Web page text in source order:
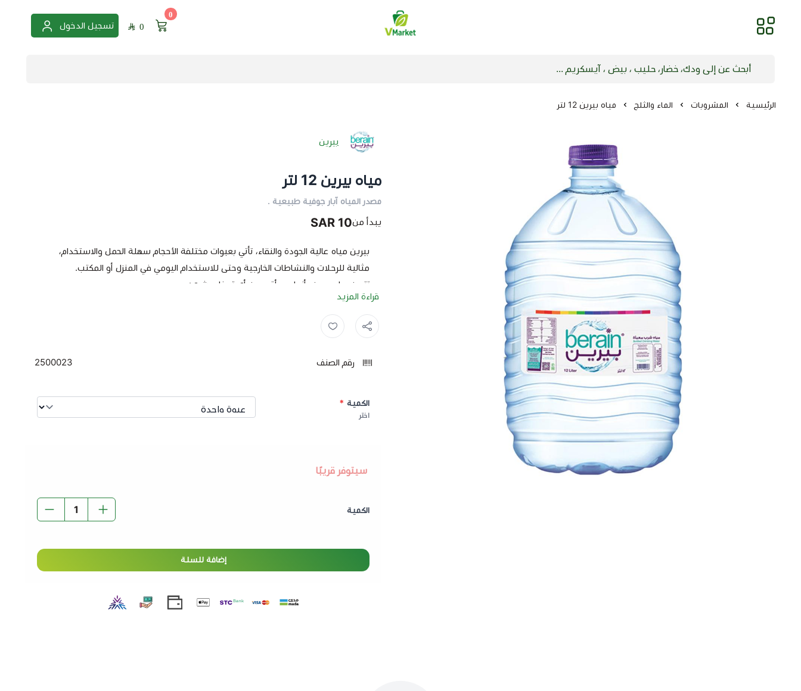
فيلج ماركت | VMarket
0
0 تسجيل الدخول
الرئيسية المشروبات الماء والثلج مياه بيرين 12 لتر
بيرين
مياه بيرين 12 لتر
مصدر المياه آبار جوفية طبيعية .
يبدأ من10 SAR
بيرين مياه عالية الجودة والنقاء، تأتي بعبوات مختلفة الأحجام سهلة الحمل والاستخدام،
مثالية للرحلات والنشاطات الخارجية وحتى للاستخدام اليومي في المنزل أو المكتب.
تتميز مياه بيرين بأنها معبأة بدون أي تدخل بشري:
بيرين تعتمد على التقنية والأتمتة بالكامل لإنتاج مياه الشرب التي نثق في تقديمها لك
ولعائلتك بأمان.
جميع خطوط الإنتاج لديهم تعمل بأتمتة كاملة، لذلك تأكد أن يدك هي أول يد تلامس العبوة.
قراءة المزيد
ماء , بيرين ,
رقم الصنف 2500023
الكمية *
اختر
الكمية
سيتوفر قريبًا
إضافة للسلة